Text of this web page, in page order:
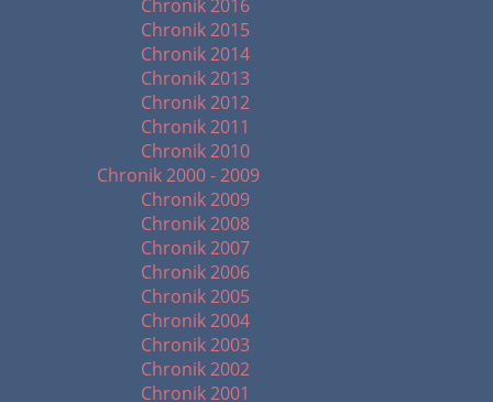
Chronik 2016
Chronik 2015
Chronik 2014
Chronik 2013
Chronik 2012
Chronik 2011
Chronik 2010
Chronik 2000 - 2009
Chronik 2009
Chronik 2008
Chronik 2007
Chronik 2006
Chronik 2005
Chronik 2004
Chronik 2003
Chronik 2002
Chronik 2001